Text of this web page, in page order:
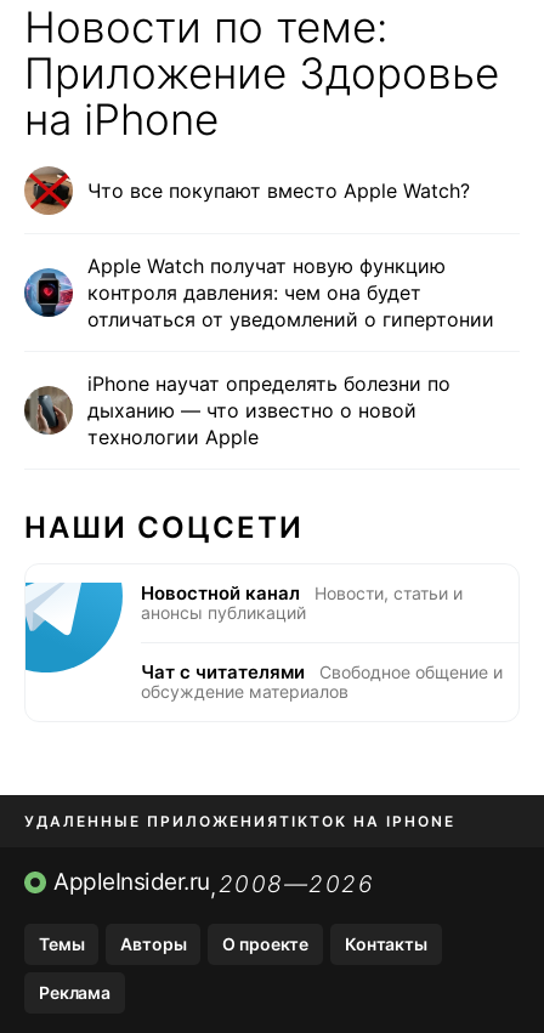
Новости по теме:
Приложение Здоровье
на iPhone
Что все покупают вместо Apple Watch?
Apple Watch получат новую функцию
контроля давления: чем она будет
отличаться от уведомлений о гипертонии
iPhone научат определять болезни по
дыханию — что известно о новой
технологии Apple
НАШИ СОЦСЕТИ
Новостной канал
Новости, статьи и
анонсы публикаций
Чат с читателями
Свободное общение и
обсуждение материалов
УДАЛЕННЫЕ ПРИЛОЖЕНИЯTIKTOK НА IPHONE
ПРИЛОЖЕНИЯ БЕЗ APP STORE
AppleInsider.ru,2008—2026
Темы Авторы О проекте Контакты
Реклама